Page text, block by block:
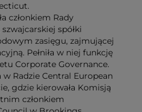
członkiem Rady
spółki
zasięgu, zajmującej
Pełniła w niej funkcję
Corporate Governance.
w Radzie Central European
gdzie kierowała Komisją
członkiem